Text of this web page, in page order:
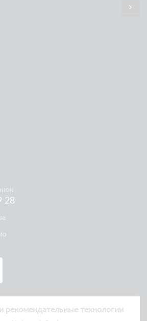
28
рекомендательные технологии